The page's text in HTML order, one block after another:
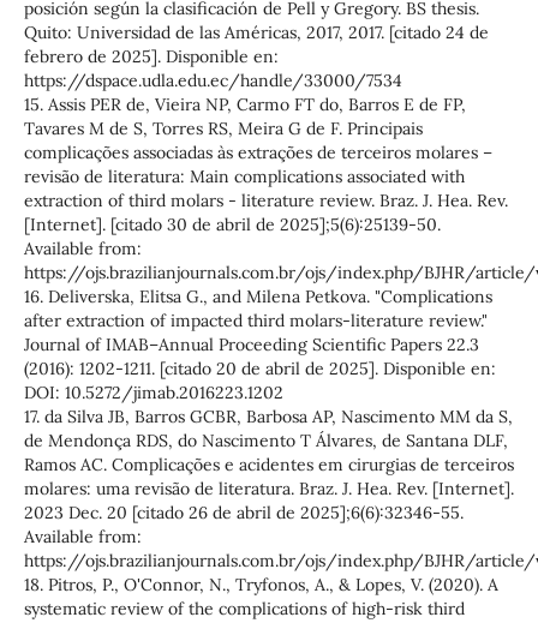
posición según la clasificación de Pell y Gregory. BS thesis.
Quito: Universidad de las Américas, 2017, 2017. [citado 24 de
febrero de 2025]. Disponible en:
https://dspace.udla.edu.ec/handle/33000/7534
15. Assis PER de, Vieira NP, Carmo FT do, Barros E de FP,
Tavares M de S, Torres RS, Meira G de F. Principais
complicações associadas às extrações de terceiros molares –
revisão de literatura: Main complications associated with
extraction of third molars - literature review. Braz. J. Hea. Rev.
[Internet]. [citado 30 de abril de 2025];5(6):25139-50.
Available from:
https://ojs.brazilianjournals.com.br/ojs/index.php/BJHR/
16. Deliverska, Elitsa G., and Milena Petkova. "Complications
after extraction of impacted third molars-literature review."
Journal of IMAB–Annual Proceeding Scientific Papers 22.3
(2016): 1202-1211. [citado 20 de abril de 2025]. Disponible en:
DOI: 10.5272/jimab.2016223.1202
17. da Silva JB, Barros GCBR, Barbosa AP, Nascimento MM da S,
de Mendonça RDS, do Nascimento T Álvares, de Santana DLF,
Ramos AC. Complicações e acidentes em cirurgias de terceiros
molares: uma revisão de literatura. Braz. J. Hea. Rev. [Internet].
2023 Dec. 20 [citado 26 de abril de 2025];6(6):32346-55.
Available from:
https://ojs.brazilianjournals.com.br/ojs/index.php/BJHR/
18. Pitros, P., O'Connor, N., Tryfonos, A., & Lopes, V. (2020). A
systematic review of the complications of high-risk third